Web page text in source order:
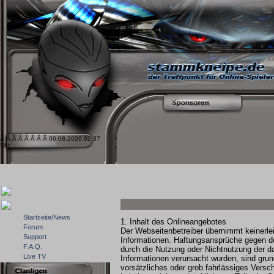
Â Â Â Â Â Â Â Â 06.08.2026 02:37
Uhr
Startseite/News
Forum
Support
F.A.Q.
Live TV
1. Inhalt des Onlineangebotes
Der Webseitenbetreiber übernimmt
Informationen. Haftungsansprüche gegen
durch die Nutzung oder Nichtnutzung der
Informationen verursacht wurden, sind
vorsätzliches oder grob fahrlässiges